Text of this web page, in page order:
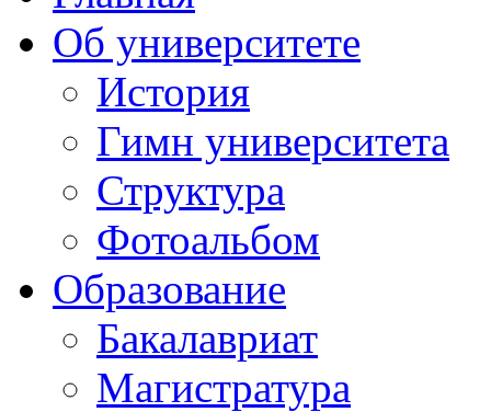
Об университете
История
Гимн университета
Структура
Фотоальбом
Образование
Бакалавриат
Магистратура